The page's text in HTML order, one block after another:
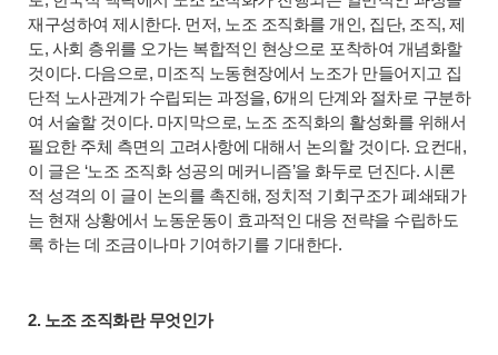
재구성하여 제시한다. 먼저, 노조 조직화를 개인, 집단, 조직, 제
도, 사회 층위를 오가는 복합적인 현상으로 포착하여 개념화할
것이다. 다음으로, 미조직 노동현장에서 노조가 만들어지고 집
단적 노사관계가 수립되는 과정을, 6개의 단계와 절차로 구분하
여 서술할 것이다. 마지막으로, 노조 조직화의 활성화를 위해서
필요한 주체 측면의 고려사항에 대해서 논의할 것이다. 요컨대,
이 글은 ‘노조 조직화 성공의 메커니즘’을 화두로 던진다. 시론
적 성격의 이 글이 논의를 촉진해, 정치적 기회구조가 폐쇄돼가
는 현재 상황에서 노동운동이 효과적인 대응 전략을 수립하도
록 하는 데 조금이나마 기여하기를 기대한다.
2. 노조 조직화란 무엇인가